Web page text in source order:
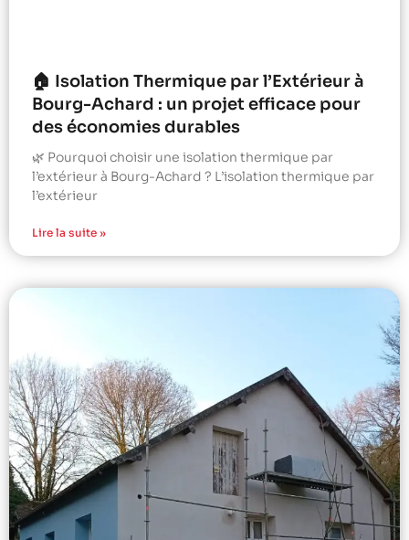
🏠 Isolation Thermique par l’Extérieur à
Bourg-Achard : un projet efficace pour
des économies durables
🌿 Pourquoi choisir une isolation thermique par
l’extérieur à Bourg-Achard ? L’isolation thermique par
l’extérieur
Lire la suite »